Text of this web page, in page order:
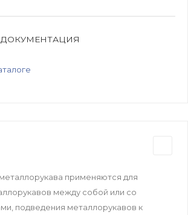
применяются для
между собой или со
подведения металлорукавов к